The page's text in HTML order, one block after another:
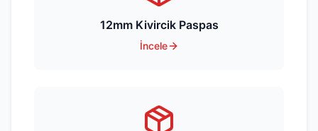
12mm Kivircik Paspas
İncele